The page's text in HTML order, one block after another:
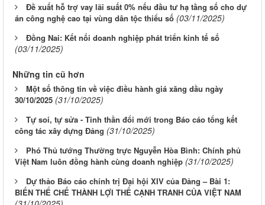
Đề xuất hỗ trợ vay lãi suất 0% nếu đầu tư hạ tầng số cho dự
án công nghệ cao tại vùng dân tộc thiểu số (03/11/2025)
Đồng Nai: Kết nối doanh nghiệp phát triển kinh tế số
(03/11/2025)
Những tin cũ hơn
Một số thông tin về việc điều hành giá xăng dầu ngày
30/10/2025 (31/10/2025)
Tự soi, tự sửa - Tinh thần đổi mới trong Báo cáo tổng kết
công tác xây dựng Đảng (31/10/2025)
Phó Thủ tướng Thường trực Nguyễn Hòa Bình: Chính phủ
Việt Nam luôn đồng hành cùng doanh nghiệp (31/10/2025)
Dự thảo Báo cáo chính trị Đại hội XIV của Đảng – Bài 1:
BIẾN THỂ CHẾ THÀNH LỢI THẾ CẠNH TRANH CỦA VIỆT NAM